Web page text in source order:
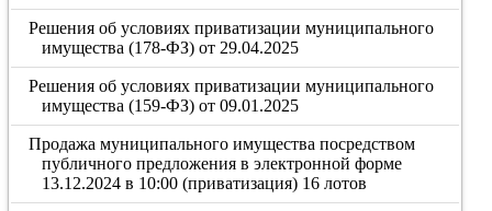
Решения об условиях приватизации муниципального
имущества (178-ФЗ) от 29.04.2025
Решения об условиях приватизации муниципального
имущества (159-ФЗ) от 09.01.2025
Продажа муниципального имущества посредством
публичного предложения в электронной форме
13.12.2024 в 10:00 (приватизация) 16 лотов